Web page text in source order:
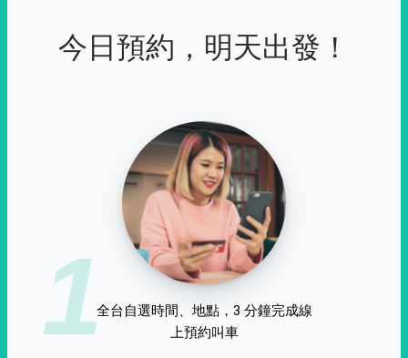
今日預約，明天出發！
1全台自選時間、地點，3 分鐘完成線
上預約叫車